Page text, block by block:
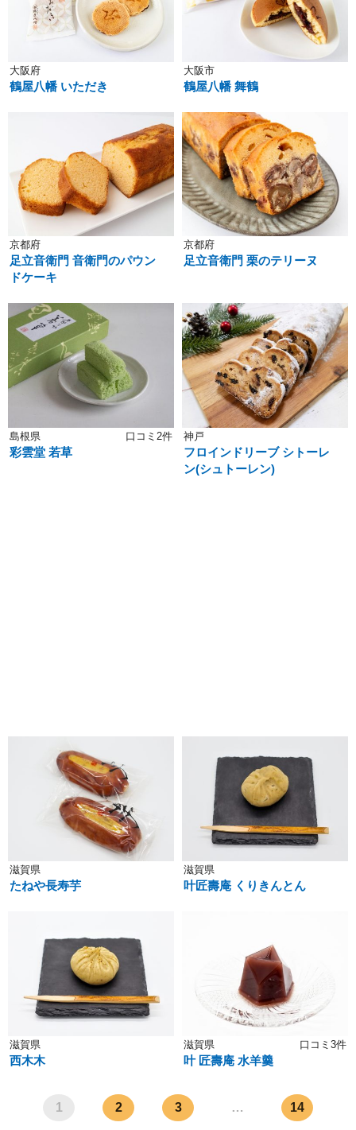
大阪府
鶴屋八幡 いただき
大阪市
鶴屋八幡 舞鶴
京都府
足立音衛門 音衛門のパウン
ドケーキ
京都府
足立音衛門 栗のテリーヌ
島根県 口コミ2件
彩雲堂 若草
神戸
フロインドリーブ シトーレ
ン(シュトーレン)
滋賀県
たねや長寿芋
滋賀県
叶匠壽庵 くりきんとん
滋賀県
西木木
滋賀県 口コミ3件
叶 匠壽庵 水羊羹
1 2 3 … 14